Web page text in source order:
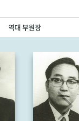
연구자들
영상 기록물
역대 부원장